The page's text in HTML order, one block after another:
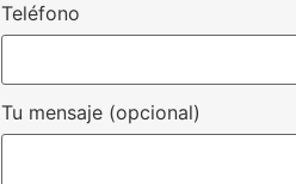
Teléfono
Tu mensaje (opcional)